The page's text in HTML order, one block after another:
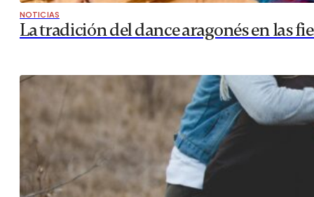
NOTICIAS
La tradición del dance aragonés en las